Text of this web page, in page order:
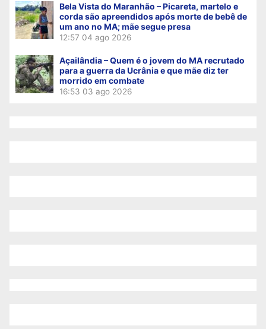
Bela Vista do Maranhão – Picareta, martelo e
corda são apreendidos após morte de bebê de
um ano no MA; mãe segue presa
12:57 04 ago 2026
Açailândia – Quem é o jovem do MA recrutado
para a guerra da Ucrânia e que mãe diz ter
morrido em combate
16:53 03 ago 2026